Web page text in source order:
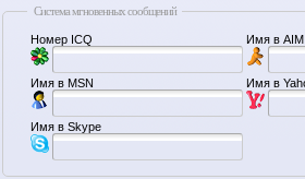
Система мгновенных сообщений
Номер ICQ Имя в AIM
Имя в MSN Имя в
Имя в Skype